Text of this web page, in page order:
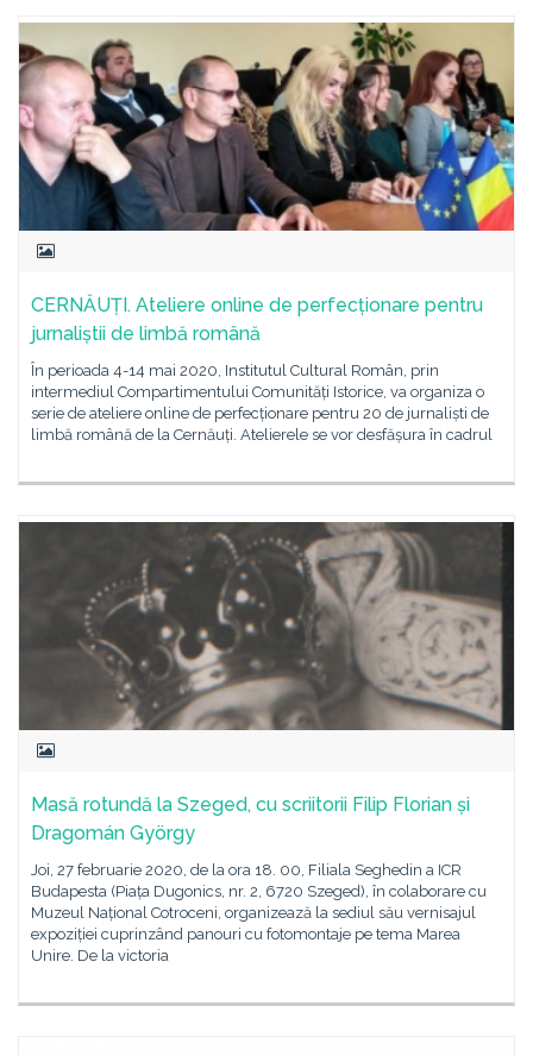
CERNĂUȚI. Ateliere online de perfecționare pentru
jurnaliștii de limbă română
În perioada 4-14 mai 2020, Institutul Cultural Român, prin
intermediul Compartimentului Comunități Istorice, va organiza o
serie de ateliere online de perfecționare pentru 20 de jurnaliști de
limbă română de la Cernăuți. Atelierele se vor desfășura în cadrul
Masă rotundă la Szeged, cu scriitorii Filip Florian și
Dragomán György
Joi, 27 februarie 2020, de la ora 18. 00, Filiala Seghedin a ICR
Budapesta (Piața Dugonics, nr. 2, 6720 Szeged), în colaborare cu
Muzeul Național Cotroceni, organizează la sediul său vernisajul
expoziției cuprinzând panouri cu fotomontaje pe tema Marea
Unire. De la victoria